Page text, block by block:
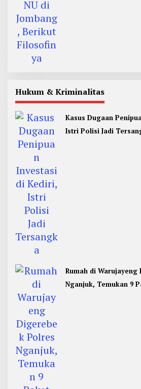
Hukum & Kriminalitas
Kasus Dugaan
Istri Polisi Jadi
Rumah di
Nganjuk, Temukan 9